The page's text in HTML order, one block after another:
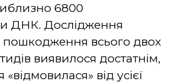
6800
ДНК. Дослідження
всього двох
виявилося достатнім,
від усієї